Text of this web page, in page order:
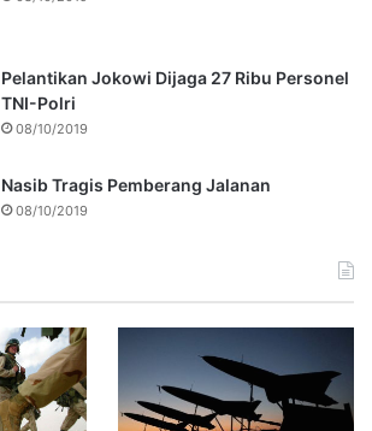
Pelantikan Jokowi Dijaga 27 Ribu Personel
TNI-Polri
08/10/2019
Nasib Tragis Pemberang Jalanan
08/10/2019